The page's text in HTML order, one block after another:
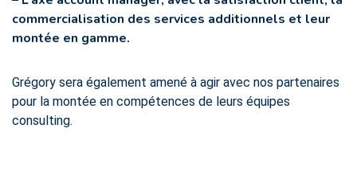
commercialisation des services additionnels et leur
montée en gamme.
Grégory sera également amené à agir avec nos partenaires
pour la montée en compétences de leurs équipes
consulting.